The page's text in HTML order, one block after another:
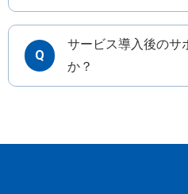
Q
サービス導入後のサ
か？